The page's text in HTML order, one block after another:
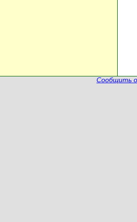
Сообщить о